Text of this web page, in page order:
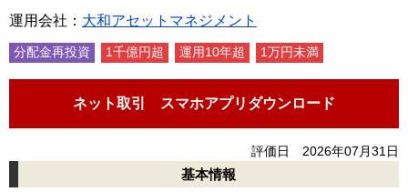
運用会社： 大和アセットマネジメント
分配金再投資 1千億円超 運用10年超 1万円未満
ネット取引 スマホアプリダウンロード
評価日 2026年07月31日
基本情報